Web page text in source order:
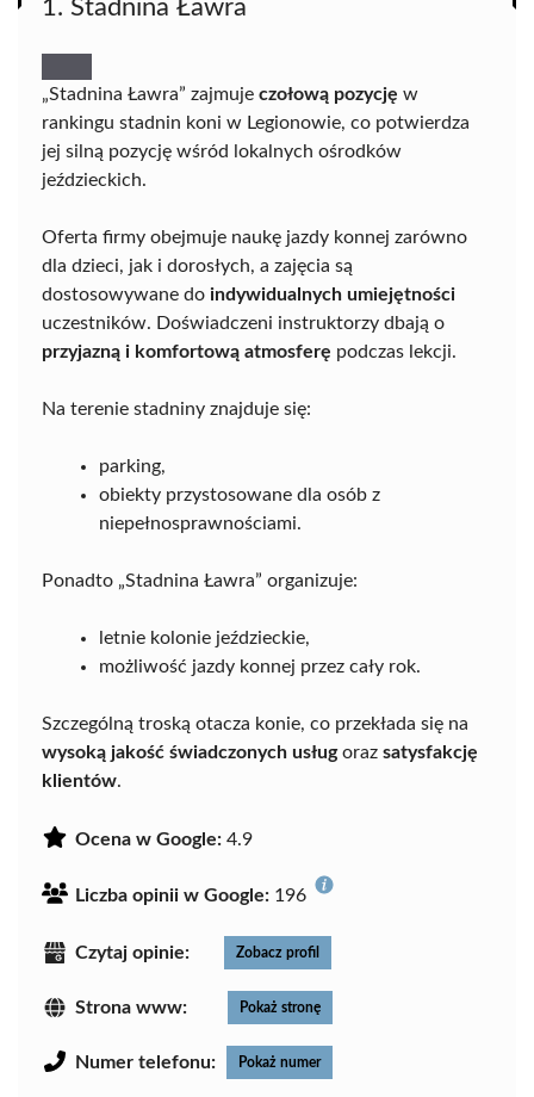
1. Stadnina Ławra
„Stadnina Ławra” zajmuje czołową pozycję w
rankingu stadnin koni w Legionowie, co potwierdza
jej silną pozycję wśród lokalnych ośrodków
jeździeckich.
Oferta firmy obejmuje naukę jazdy konnej zarówno
dla dzieci, jak i dorosłych, a zajęcia są
dostosowywane do indywidualnych umiejętności
uczestników. Doświadczeni instruktorzy dbają o
przyjazną i komfortową atmosferę podczas lekcji.
Na terenie stadniny znajduje się:
parking,
obiekty przystosowane dla osób z
niepełnosprawnościami.
Ponadto „Stadnina Ławra” organizuje:
letnie kolonie jeździeckie,
możliwość jazdy konnej przez cały rok.
Szczególną troską otacza konie, co przekłada się na
wysoką jakość świadczonych usługoraz satysfakcję
klientów.
Ocena w Google: 4.9
Liczba opinii w Google: 196
Czytaj opinie: Zobacz profil
Strona www: Pokaż stronę
Numer telefonu: Pokaż numer